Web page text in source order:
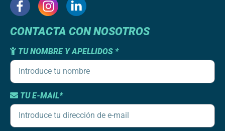
CONTACTA CON NOSOTROS
TU NOMBRE Y APELLIDOS *
TU E-MAIL*